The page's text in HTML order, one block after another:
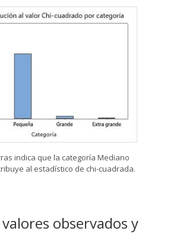
indica que la categoría Mediano
al estadístico de chi-cuadrada.
observados y